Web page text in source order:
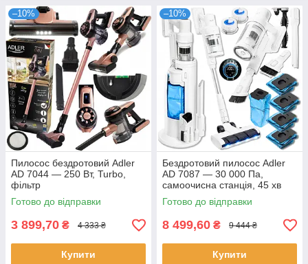
–10%
Пилосос бездротовий Adler
AD 7044 — 250 Вт, Turbo,
фільтр
Готово до відправки
3 899,70 ₴ 4 333 ₴
Купити
–10%
Бездротовий пилосос Adler
AD 7087 — 30 000 Па,
самоочисна станція, 45 хв
Готово до відправки
8 499,60 ₴ 9 444 ₴
Купити